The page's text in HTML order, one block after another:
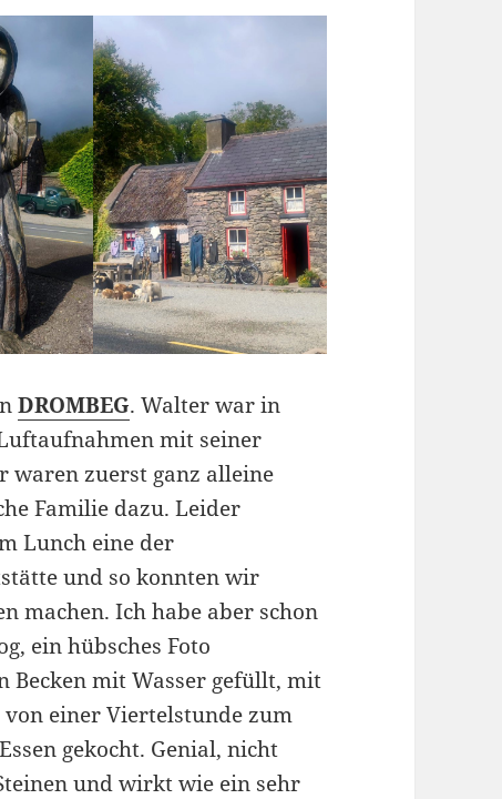
DROMBEG. Walter war in
mit seiner
waren zuerst ganz alleine
Familie dazu. Leider
Lunch eine der
und so konnten wir
machen. Ich habe aber schon
ein hübsches Foto
Becken mit Wasser gefüllt, mit
einer Viertelstunde zum
gekocht. Genial, nicht
und wirkt wie ein sehr